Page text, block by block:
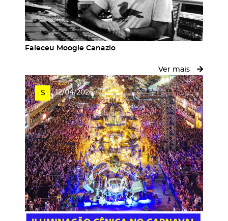
Faleceu Moogie Canazio
Ver mais
S 12/04/2026